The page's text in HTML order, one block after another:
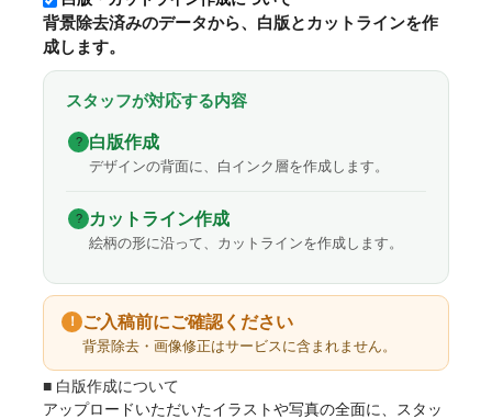
背景除去済みのデータから、白版とカットラインを作
成します。
スタッフが対応する内容
? 白版作成
デザインの背面に、白インク層を作成します。
? カットライン作成
絵柄の形に沿って、カットラインを作成します。
！ ご入稿前にご確認ください
背景除去・画像修正はサービスに含まれません。
■ 白版作成について
アップロードいただいたイラストや写真の全面に、スタッ